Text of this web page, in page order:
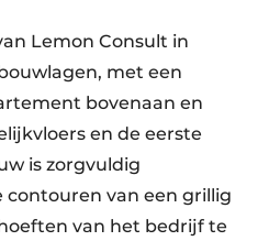
Lemon Consult in
met een
bovenaan en
en de eerste
is zorgvuldig
van een grillig
van het bedrijf te